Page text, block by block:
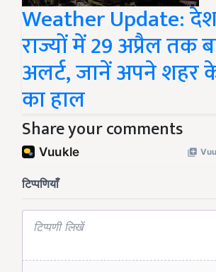
Weather Update:
राज्यों में 29 अप्रैल तक
अलर्ट, जानें अपने शहर
का हाल
Share your comments